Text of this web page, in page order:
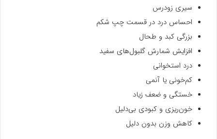
سیری زودرس
احساس درد در قسمت چپ شکم
بزرگی کبد و طحال
افزایش شمارش گلبول‌های سفید
درد استخوانی
کم‌خونی یا آنمی
خستگی و ضعف زیاد
خون‌ریزی و کبودی بی‌دلیل
کاهش وزن بدون دلیل